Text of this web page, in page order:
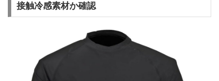
接触冷感素材か確認